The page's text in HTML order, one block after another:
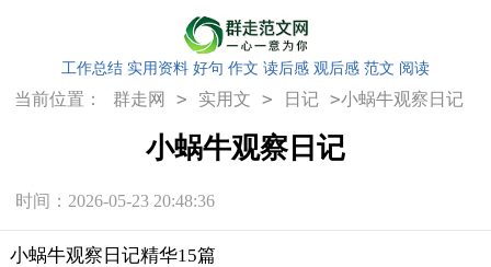
工作总结 实用资料 好句 作文 读后感 观后感 范文 阅读
当前位置： 群走网 > 实用文 > 日记 >小蜗牛观察日记
小蜗牛观察日记
时间：2026-05-23 20:48:36
小蜗牛观察日记精华15篇